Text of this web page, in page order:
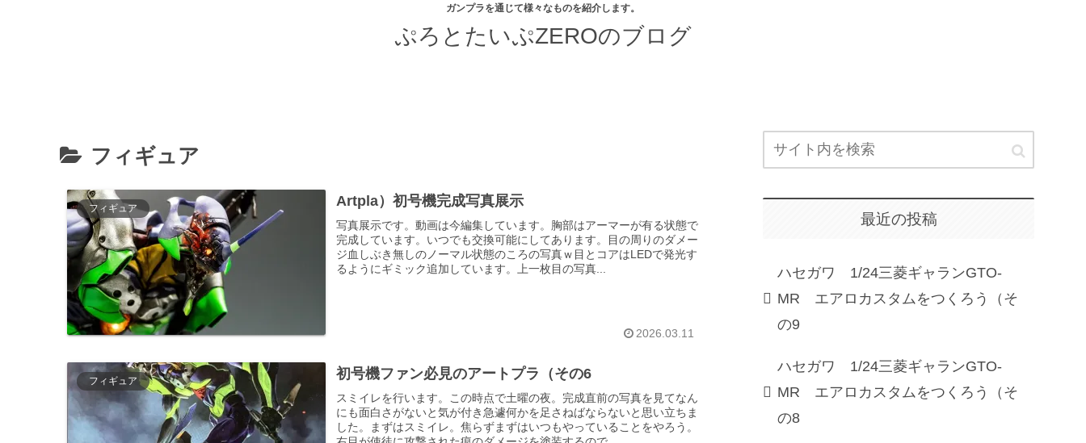
ガンプラを通じて様々なものを紹介します。
ぷろとたいぷZEROのブログ
フィギュア
フィギュア Artpla）初号機完成写真展示
写真展示です。動画は今編集しています。胸部はアーマーが有る状態で
完成しています。いつでも交換可能にしてあります。目の周りのダメー
ジ血しぶき無しのノーマル状態のころの写真ｗ目とコアはLEDで発光す
るようにギミック追加しています。上一枚目の写真...
2026.03.11
フィギュア 初号機ファン必見のアートプラ（その6
スミイレを行います。この時点で土曜の夜。完成直前の写真を見てなん
にも面白さがないと気が付き急遽何かを足さねばならないと思い立ちま
した。まずはスミイレ。焦らずまずはいつもやっていることをやろう。
最近の投稿
ハセガワ 1/24三菱ギャランGTO-
MR エアロカスタムをつくろう（そ
の9
ハセガワ 1/24三菱ギャランGTO-
MR エアロカスタムをつくろう（そ
の8